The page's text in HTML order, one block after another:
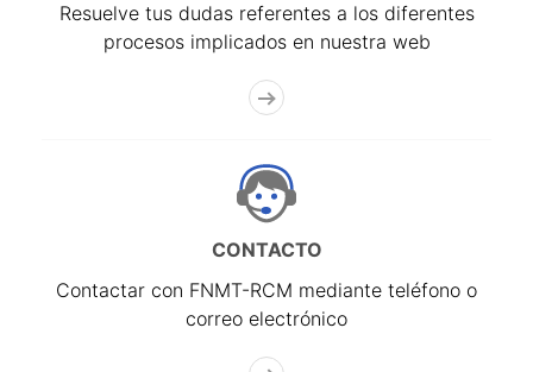
Resuelve tus dudas referentes a los diferentes
procesos implicados en nuestra web
CONTACTO
Contactar con FNMT-RCM mediante teléfono o
correo electrónico